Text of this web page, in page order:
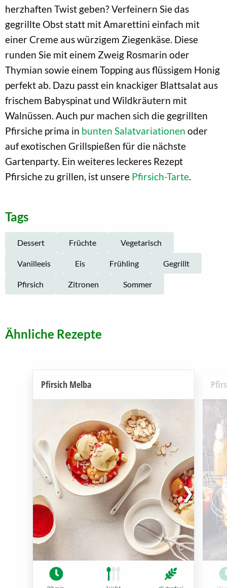
herzhaften Twist geben? Verfeinern Sie das
gegrillte Obst statt mit Amarettini einfach mit
einer Creme aus würzigem Ziegenkäse. Diese
runden Sie mit einem Zweig Rosmarin oder
Thymian sowie einem Topping aus flüssigem Honig
perfekt ab. Dazu passt ein knackiger Blattsalat aus
frischem Babyspinat und Wildkräutern mit
Walnüssen. Auch pur machen sich die gegrillten
Pfirsiche prima in bunten Salatvariationen oder
auf exotischen Grillspießen für die nächste
Gartenparty. Ein weiteres leckeres Rezept
Pfirsiche zu grillen, ist unsere Pfirsich-Tarte.
Tags
Dessert Früchte Vegetarisch
Vanilleeis Eis Frühling Gegrillt
Pfirsich Zitronen Sommer
Ähnliche Rezepte
Pfirsich Melba